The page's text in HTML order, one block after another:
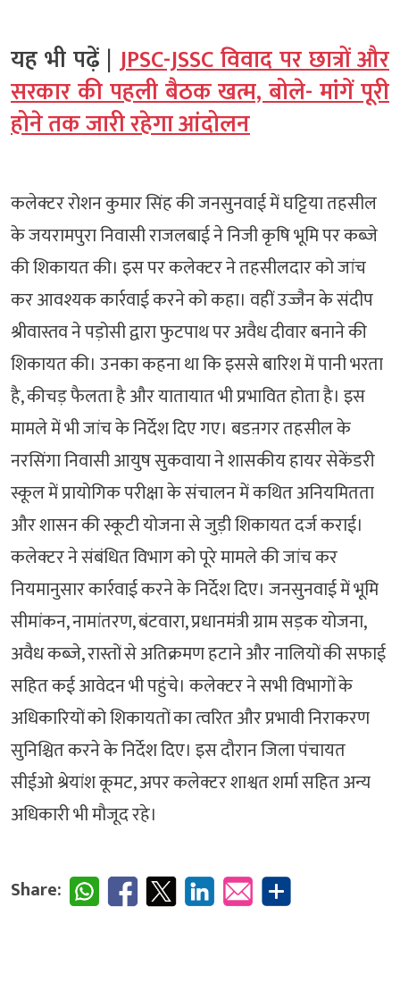
यह भी पढ़ें | JPSC-JSSC विवाद पर छात्रों और
सरकार की पहली बैठक खत्म, बोले- मांगें पूरी
होने तक जारी रहेगा आंदोलन
कलेक्टर रोशन कुमार सिंह की जनसुनवाई में घट्टिया तहसील
के जयरामपुरा निवासी राजलबाई ने निजी कृषि भूमि पर कब्जे
की शिकायत की। इस पर कलेक्टर ने तहसीलदार को जांच
कर आवश्यक कार्रवाई करने को कहा। वहीं उज्जैन के संदीप
श्रीवास्तव ने पड़ोसी द्वारा फुटपाथ पर अवैध दीवार बनाने की
शिकायत की। उनका कहना था कि इससे बारिश में पानी भरता
है, कीचड़ फैलता है और यातायात भी प्रभावित होता है। इस
मामले में भी जांच के निर्देश दिए गए। बडऩगर तहसील के
नरसिंगा निवासी आयुष सुकवाया ने शासकीय हायर सेकेंडरी
स्कूल में प्रायोगिक परीक्षा के संचालन में कथित अनियमितता
और शासन की स्कूटी योजना से जुड़ी शिकायत दर्ज कराई।
कलेक्टर ने संबंधित विभाग को पूरे मामले की जांच कर
नियमानुसार कार्रवाई करने के निर्देश दिए। जनसुनवाई में भूमि
सीमांकन, नामांतरण, बंटवारा, प्रधानमंत्री ग्राम सड़क योजना,
अवैध कब्जे, रास्तों से अतिक्रमण हटाने और नालियों की सफाई
सहित कई आवेदन भी पहुंचे। कलेक्टर ने सभी विभागों के
अधिकारियों को शिकायतों का त्वरित और प्रभावी निराकरण
सुनिश्चित करने के निर्देश दिए। इस दौरान जिला पंचायत
सीईओ श्रेयांश कूमट, अपर कलेक्टर शाश्वत शर्मा सहित अन्य
अधिकारी भी मौजूद रहे।
Share: